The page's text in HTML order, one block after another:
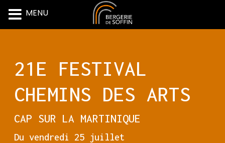
21E FESTIVAL
CHEMINS DES ARTS
CAP SUR LA MARTINIQUE
Du vendredi 25 juillet
MENU